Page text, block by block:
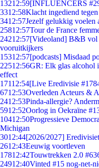
13212:59[INFLUENCERS
3312:58Klacht ingediend
3412:57Jezelf gelukkig
25812:57Tour de France
24212:57[Videoland] B&B vol
vooruitkijkers
15312:57[podcasts] Misdaad
22512:56GR: Elk glas alcohol
effect
17112:54[Live Eredivisie
6712:53Overleden Acteurs &
2412:53Pinda-allergie?
5912:52Oorlog in Oekraïne
10412:50Progressieve
Michigan
3012:44[2026/2027]
2612:43Eeuwig voortleven
17812:42Touwtrekken 2.0
24912:40Vinted #15 nog-net-